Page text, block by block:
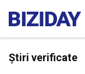
Știri verificate